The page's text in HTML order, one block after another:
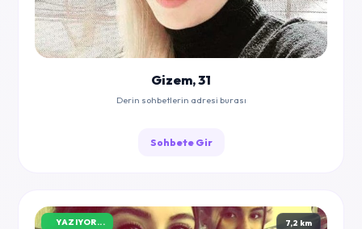
Gizem, 31
Derin sohbetlerin adresi burası
Sohbete Gir
YAZIYOR... 7,2 km